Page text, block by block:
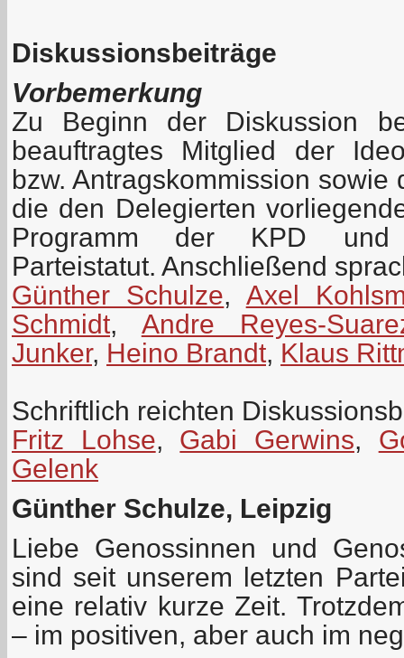
Diskussionsbeiträge
Vorbemerkung
Zu Beginn der Diskussion
beauftragtes Mitglied der
bzw. Antragskommission sowie
die den Delegierten
Programm der KPD und
Parteistatut. Anschließend
Günther Schulze, Axel
Schmidt, Andre Reyes-
Junker, Heino Brandt, Klaus
Schriftlich reichten
Fritz Lohse, Gabi Gerwins,
Gelenk
Günther Schulze, Leipzig
Liebe Genossinnen und
sind seit unserem letzten
eine relativ kurze Zeit.
– im positiven, aber auch im